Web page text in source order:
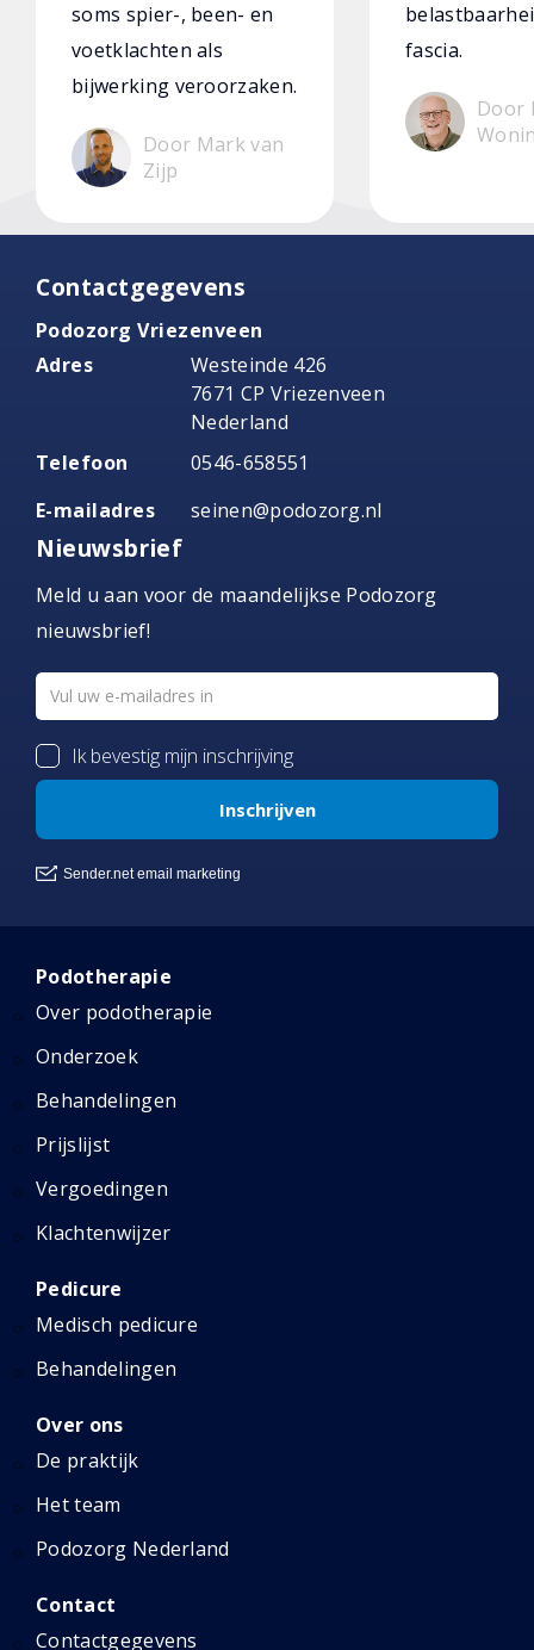
soms spier-, been- en
voetklachten als
bijwerking veroorzaken.
Door Mark van
Zijp
fascia.
Door
Contactgegevens
Podozorg Vriezenveen
Adres
Westeinde 426
7671 CP Vriezenveen
Nederland
Telefoon
0546-658551
E-mailadres
seinen@podozorg.nl
Nieuwsbrief
Meld u aan voor de maandelijkse Podozorg
nieuwsbrief!
Podotherapie
Over podotherapie
Onderzoek
Behandelingen
Prijslijst
Vergoedingen
Klachtenwijzer
Pedicure
Medisch pedicure
Behandelingen
Over ons
De praktijk
Het team
Podozorg Nederland
Contact
Contactgegevens